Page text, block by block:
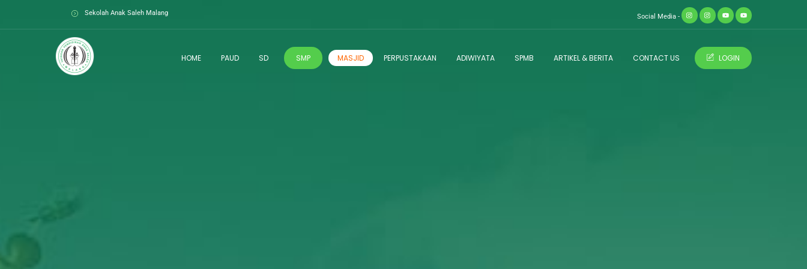
content
Sekolah Anak Saleh Malang Social Media -
HOME PAUD SD SMP MASJID PERPUSTAKAAN ADIWIYATA SPMB ARTIKEL & BERITA CONTACT US LOGIN